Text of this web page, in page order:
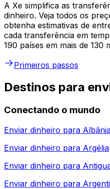
A Xe simplifica as
dinheiro. Veja todos os
obtenha estimativas de
cada transferência em
190 países em mais de 130
Primeiros passos
Destinos para
Conectando o mundo
Enviar dinheiro para
Enviar dinheiro para Argélia
Enviar dinheiro para
Enviar dinheiro para